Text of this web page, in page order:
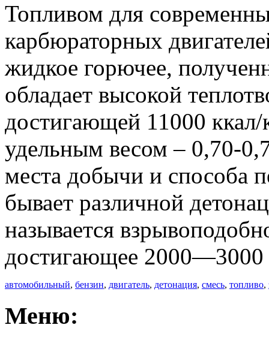
Топливом для
карбюраторных
жидкое горючее,
обладает высокой
достигающей 11000
удельным весом – 0,70-
места добычи и способа
бывает различной
называется
достигающее
автомобильный, бензин, двигатель, детонация, смесь, топливо,
Меню: